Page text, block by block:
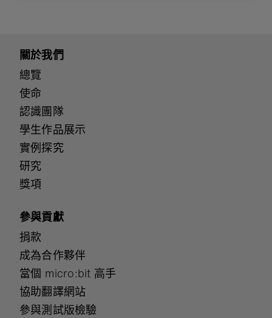
關於我們
總覽
使命
認識團隊
學生作品展示
實例探究
研究
獎項
參與貢獻
捐款
成為合作夥伴
當個 micro:bit 高手
協助翻譯網站
參與測試版檢驗